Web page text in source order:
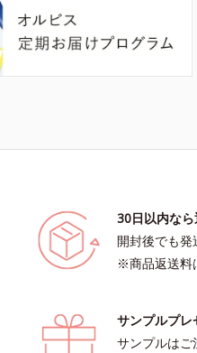
30日以内な
開封後でも
※商品返送料
サンプルプレ
サンプルはご